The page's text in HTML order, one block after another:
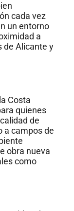
cada vez
un entorno
a
de Alicante y
Costa
quienes
de
a campos de
obra nueva
como